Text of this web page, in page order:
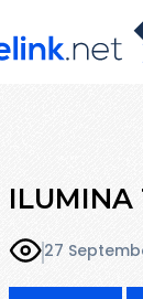
ILUMINA
27